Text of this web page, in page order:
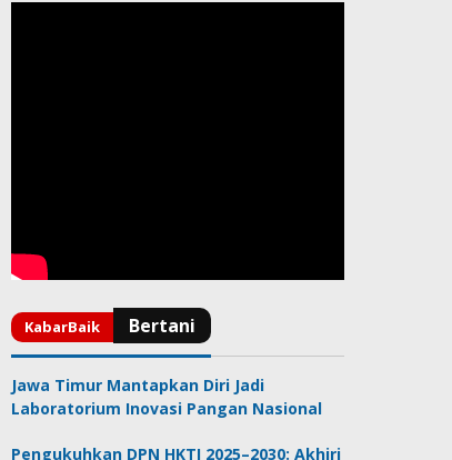
Jawa Timur Mantapkan Diri Jadi
Laboratorium Inovasi Pangan Nasional
Pengukuhkan DPN HKTI 2025–2030: Akhiri